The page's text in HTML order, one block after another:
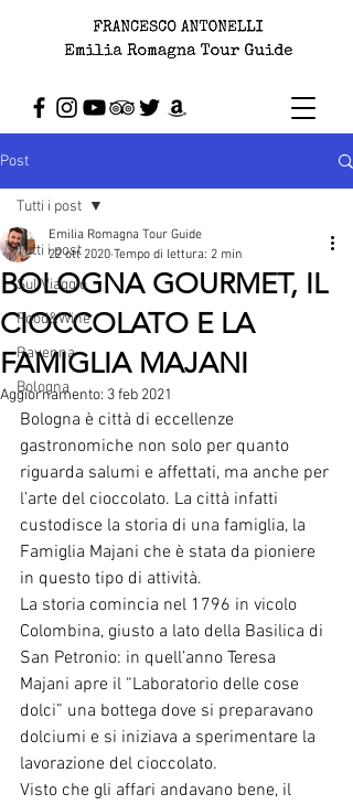
Post
Tutti i post
Sul Viaggio
Food&Wine
Ravenna
Bologna
Tutti i post
BOLOGNA GOURMET, IL
CIOCCOLATO E LA
FAMIGLIA MAJANI
Emilia Romagna Tour Guide
22 ott 2020 Tempo di lettura: 2 min
Aggiornamento: 3 feb 2021
Bologna è città di eccellenze
gastronomiche non solo per quanto
riguarda salumi e affettati, ma anche per
l’arte del cioccolato. La città infatti
custodisce la storia di una famiglia, la
Famiglia Majani che è stata da pioniere
in questo tipo di attività.
La storia comincia nel 1796 in vicolo
Colombina, giusto a lato della Basilica di
San Petronio: in quell’anno Teresa
Majani apre il “Laboratorio delle cose
dolci” una bottega dove si preparavano
dolciumi e si iniziava a sperimentare la
lavorazione del cioccolato.
Visto che gli affari andavano bene, il